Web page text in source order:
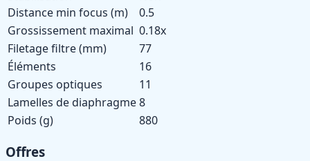
Distance min focus (m)
0.5
Grossissement maximal 0.18x
Filetage filtre (mm)
77
Éléments
16
Groupes optiques
11
Lamelles de diaphragme8
Poids (g)
880
Offres